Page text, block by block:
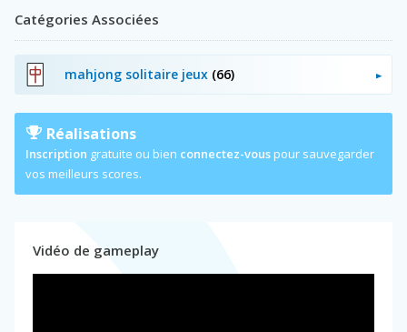
Catégories Associées
mahjong solitaire jeux (66)
Réalisations
Inscription gratuite ou bien connectez-vous pour sauvegarder
vos meilleurs scores.
Vidéo de gameplay